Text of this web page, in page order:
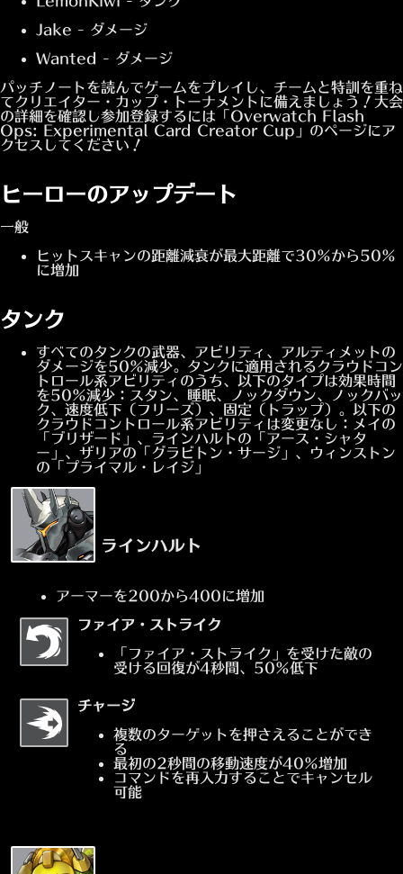
Jake - ダメージ
Wanted - ダメージ
パッチノートを読んでゲームをプレイし、チームと特訓を重ね
てクリエイター・カップ・トーナメントに備えましょう！大会
の詳細を確認し参加登録するには「Overwatch Flash
Ops: Experimental Card Creator Cup」のページにア
クセスしてください！
ヒーローのアップデート
一般
ヒットスキャンの距離減衰が最大距離で30%から50%
に増加
タンク
すべてのタンクの武器、アビリティ、アルティメットの
ダメージを50%減少。タンクに適用されるクラウドコン
トロール系アビリティのうち、以下のタイプは効果時間
を50%減少：スタン、睡眠、ノックダウン、ノックバッ
ク、速度低下（フリーズ）、固定（トラップ）。以下の
クラウドコントロール系アビリティは変更なし：メイの
「ブリザード」、ラインハルトの「アース・シャタ
ー」、ザリアの「グラビトン・サージ」、ウィンストン
の「プライマル・レイジ」
ラインハルト
アーマーを200から400に増加
ファイア・ストライク
「ファイア・ストライク」を受けた敵の
受ける回復が4秒間、50%低下
チャージ
複数のターゲットを押さえることができ
る
最初の2秒間の移動速度が40%増加
コマンドを再入力することでキャンセル
可能